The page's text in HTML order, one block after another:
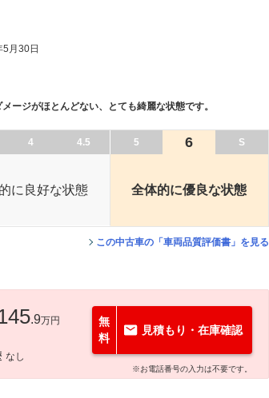
月30日
ージがほとんどない、とても綺麗な状態です。
4 4.5 5 6 S
に良好な状態 全体的に優良な状態
この中古車の「車両品質評価書」を見る
.9万円
なし
無
料
見積もり・在庫確認
※お電話番号の入力は不要です。